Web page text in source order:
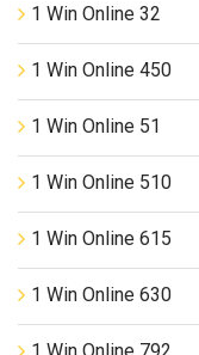
1 Win Online 32
1 Win Online 450
1 Win Online 51
1 Win Online 510
1 Win Online 615
1 Win Online 630
1 Win Online 792